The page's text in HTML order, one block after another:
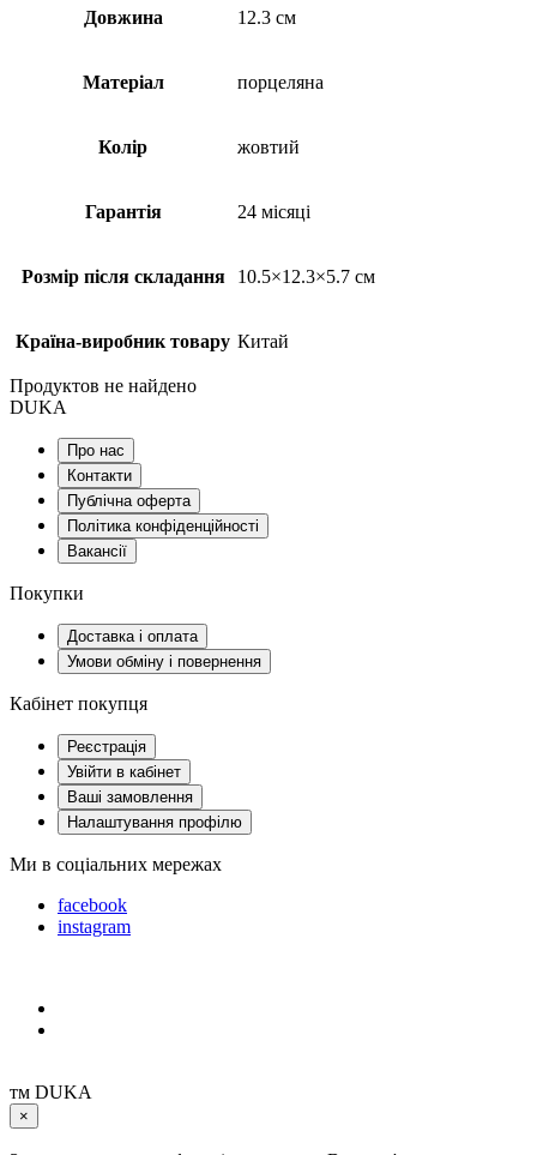
Довжина 12.3 см
Матеріал порцеляна
Колір жовтий
Гарантія 24 місяці
Розмір після складання 10.5×12.3×5.7 см
Країна-виробник товару Китай
Продуктов не найдено
DUKA
Про нас
Контакти
Публічна оферта
Політика конфіденційності
Вакансії
Покупки
Доставка і оплата
Умови обміну і повернення
Кабінет покупця
Реєстрація
Увійти в кабінет
Ваші замовлення
Налаштування профілю
Ми в соціальних мережах
facebook
instagram
тм DUKA
×